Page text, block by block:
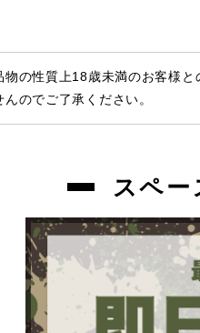
物の性質上18歳未満のお客様
のでご了承ください。
スペー